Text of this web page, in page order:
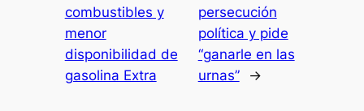
combustibles y
menor
disponibilidad de
gasolina Extra
persecución
política y pide
“ganarle en las
urnas”
→